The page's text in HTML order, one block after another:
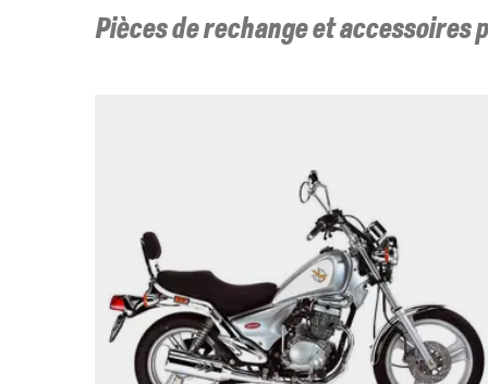
Pièces de rechange et accessoires